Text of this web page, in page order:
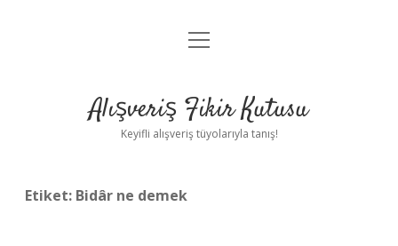
Anasayfa
Yasal Uyarı
menüyü
Alışveriş Fikir Kutusu
Keyifli alışveriş tüyolarıyla tanış!
Etiket: Bidâr ne demek